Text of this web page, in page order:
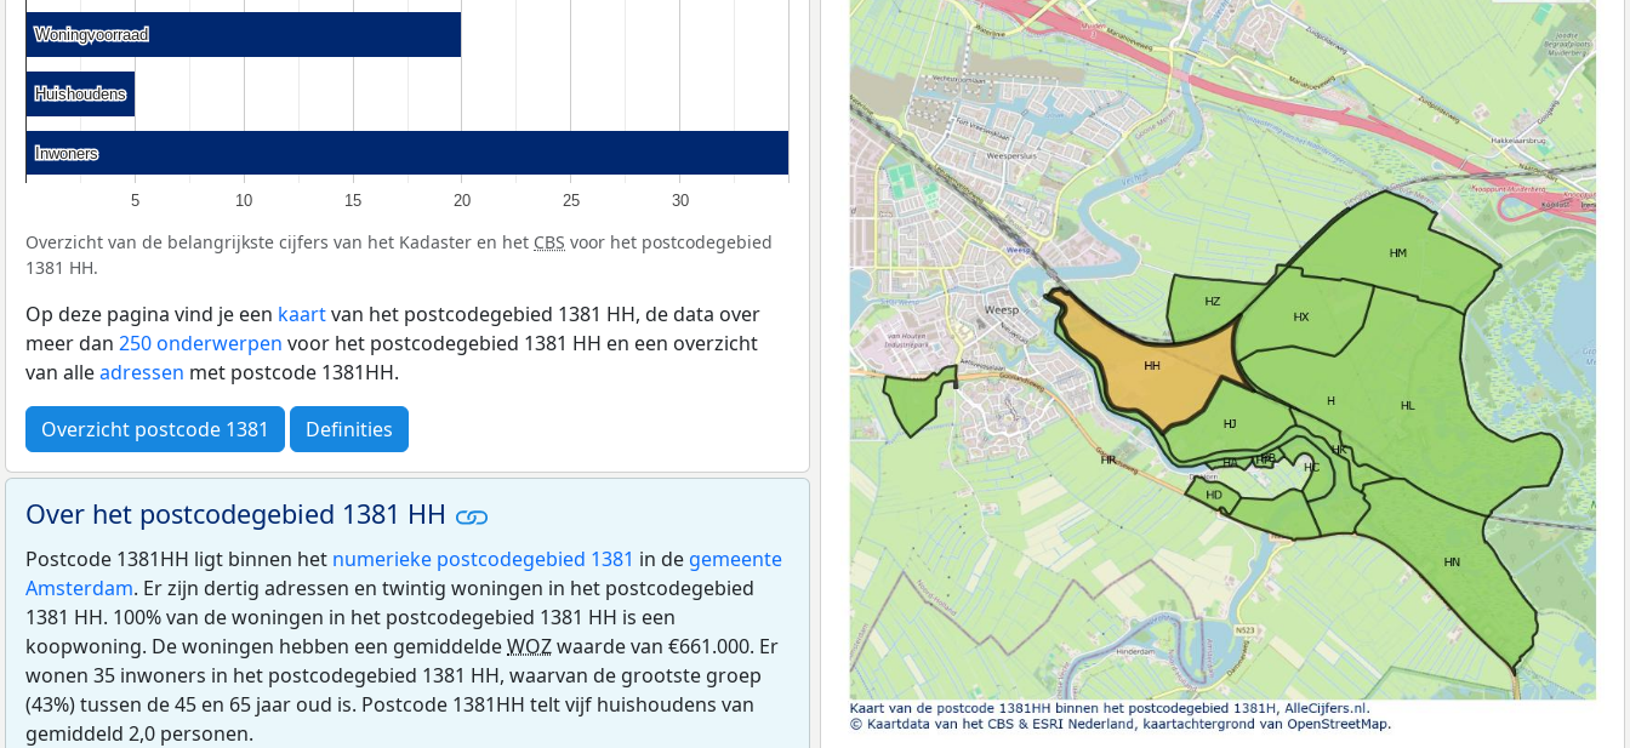
5 10 15 20 25 30
Woningvoorraad
Woningvoorraad
Huishoudens
Huishoudens
Inwoners
Inwoners
Overzicht van de belangrijkste cijfers van het Kadaster en het CBS voor het postcodegebied
1381 HH.
Op deze pagina vind je een kaartvan het postcodegebied 1381 HH, de data over
meer dan 250 onderwerpen voor het postcodegebied 1381 HH en een overzicht
van alleadressen met postcode 1381HH.
Overzicht postcode 1381 Definities
Over het postcodegebied 1381 HH
Postcode 1381HH ligt binnen het numerieke postcodegebied 1381 in de gemeente
Amsterdam. Er zijn dertig adressen en twintig woningen in het postcodegebied
1381 HH. 100% van de woningen in het postcodegebied 1381 HH is een
koopwoning. De woningen hebben een gemiddeldeWOZwaarde van €661.000. Er
wonen 35 inwoners in het postcodegebied 1381 HH, waarvan de grootste groep
(43%) tussen de 45 en 65 jaar oud is. Postcode 1381HH telt vijf huishoudens van
gemiddeld 2,0 personen.